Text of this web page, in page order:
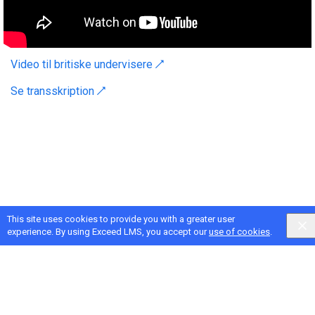
This site uses cookies to provide you with a greater user
experience. By using Exceed LMS, you accept ouruse of cookies.
Video til britiske undervisere ↗
Se transskription ↗